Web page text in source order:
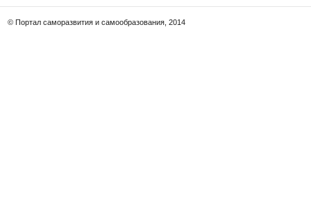
© Портал саморазвития и самообразования, 2014